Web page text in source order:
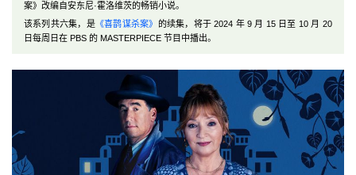
案》改编自安东尼·霍洛维茨的畅销小说。
该系列共六集，是《喜鹊谋杀案》
的续集，将于 2024 年 9 月 15 日至 10 月 20
日每周日在 PBS 的 MASTERPIECE 节目中播出。